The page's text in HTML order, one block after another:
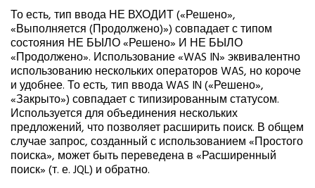
То есть, тип ввода НЕ ВХОДИТ («Решено»,
«Выполняется (Продолжено)») совпадает с типом
состояния НЕ БЫЛО «Решено» И НЕ БЫЛО
«Продолжено». Использование «WAS IN» эквивалентно
использованию нескольких операторов WAS, но короче
и удобнее. То есть, тип ввода WAS IN («Решено»,
«Закрыто») совпадает с типизированным статусом.
Используется для объединения нескольких
предложений, что позволяет расширить поиск. В общем
случае запрос, созданный с использованием «Простого
поиска», может быть переведена в «Расширенный
поиск» (т. е. JQL) и обратно.